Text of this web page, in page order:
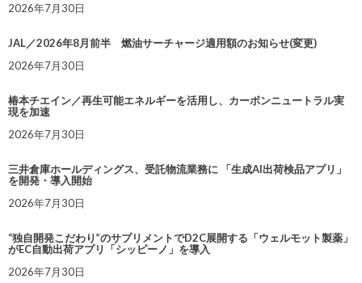
2026年7月30日
JAL／2026年8月前半 燃油サーチャージ適用額のお知らせ(変更)
2026年7月30日
椿本チエイン／再生可能エネルギーを活用し、カーボンニュートラル実
現を加速
2026年7月30日
三井倉庫ホールディングス、受託物流業務に 「生成AI出荷検品アプリ」
を開発・導入開始
2026年7月30日
“独自開発こだわり”のサプリメントでD2C展開する「ウェルモット製薬」
がEC自動出荷アプリ「シッピーノ」を導入
2026年7月30日